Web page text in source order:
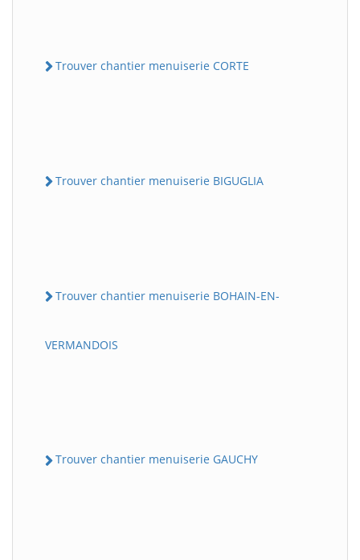
Trouver chantier menuiserie CORTE
Trouver chantier menuiserie BIGUGLIA
Trouver chantier menuiserie BOHAIN-EN-
VERMANDOIS
Trouver chantier menuiserie GAUCHY